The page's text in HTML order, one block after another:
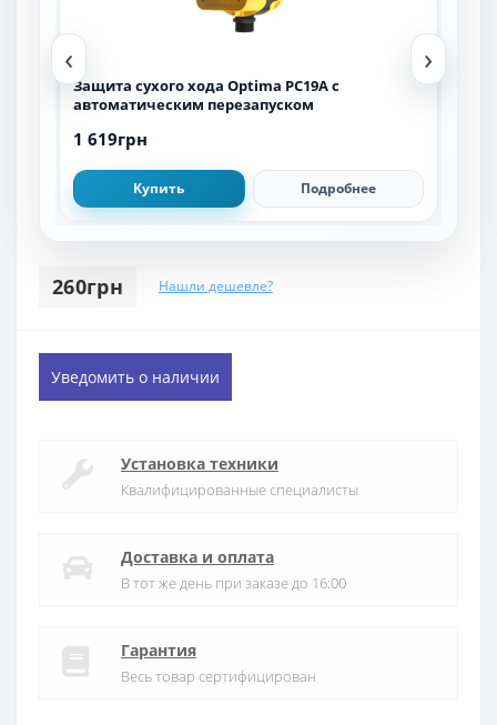
‹
Защита сухого хода Optima PC19A c
автоматическим перезапуском
1 619грн
Купить Подробнее
›
260грн Нашли дешевле?
Уведомить о наличии
Установка техники
Квалифицированные специалисты
Доставка и оплата
В тот же день при заказе до 16:00
Гарантия
Весь товар сертифицирован